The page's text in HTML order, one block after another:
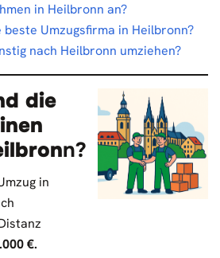
in Heilbronn an?
beste Umzugsfirma in Heilbronn?
nach Heilbronn umziehen?
die
n?
in
€.